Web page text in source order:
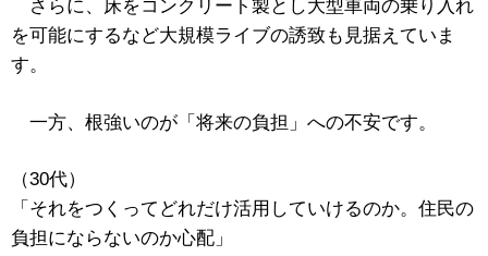
さらに、床をコンクリート製とし大型車両の乗り入れ
を可能にするなど大規模ライブの誘致も見据えていま
す。
一方、根強いのが「将来の負担」への不安です。
（30代）
「それをつくってどれだけ活用していけるのか。住民の
負担にならないのか心配」